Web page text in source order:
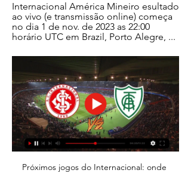
Internacional América Mineiro esultado
ao vivo (e transmissão online) começa
no dia 1 de nov. de 2023 as 22:00
horário UTC em Brazil, Porto Alegre, ...
Próximos jogos do Internacional: onde